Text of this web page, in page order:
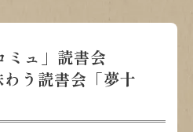
ュ」読書会
う読書会「夢十